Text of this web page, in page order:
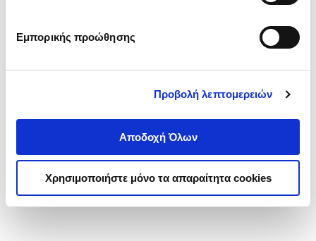
Εμπορικής προώθησης
Προβολή λεπτομερειών
Αποδοχή Όλων
Χρησιμοποιήστε μόνο τα απαραίτητα cookies